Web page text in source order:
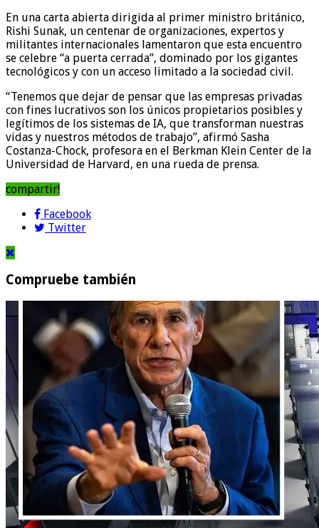
En una carta abierta dirigida al primer ministro británico,
Rishi Sunak, un centenar de organizaciones, expertos y
militantes internacionales lamentaron que esta encuentro
se celebre “a puerta cerrada”, dominado por los gigantes
tecnológicos y con un acceso limitado a la sociedad civil.
“Tenemos que dejar de pensar que las empresas privadas
con fines lucrativos son los únicos propietarios posibles y
legítimos de los sistemas de IA, que transforman nuestras
vidas y nuestros métodos de trabajo”, afirmó Sasha
Costanza-Chock, profesora en el Berkman Klein Center de la
Universidad de Harvard, en una rueda de prensa.
compartir!
Facebook
Twitter
Compruebe también